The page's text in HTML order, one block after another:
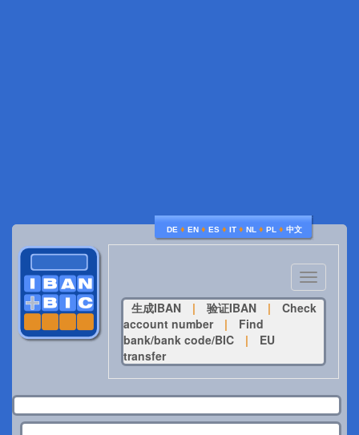
DE ♦ EN ♦ ES ♦ IT ♦ NL ♦ PL ♦ 中文
Toggle
navigation
生成IBAN
| 验证IBAN |
Check
account number
|
Find
bank/bank code/BIC
|
EU
transfer